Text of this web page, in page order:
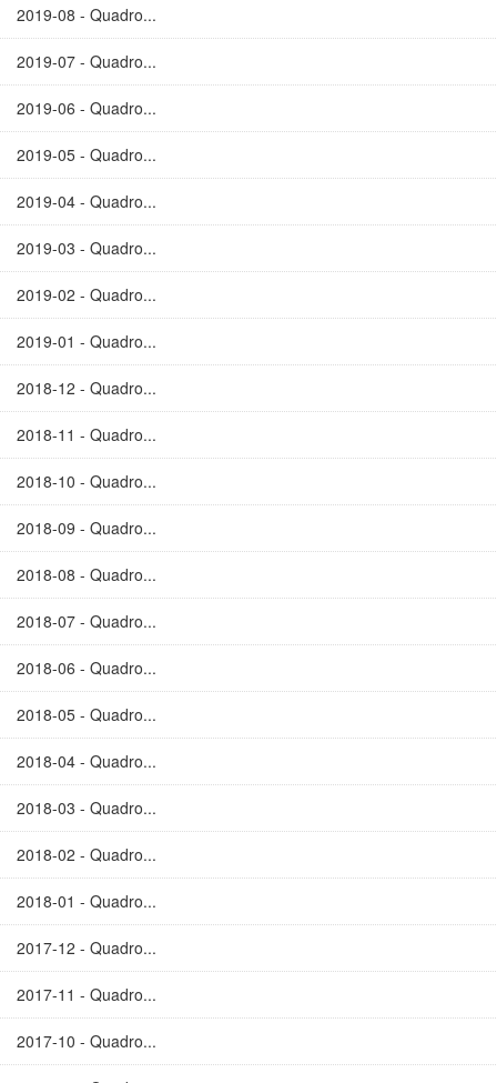
2019-08 - Quadro...
2019-07 - Quadro...
2019-06 - Quadro...
2019-05 - Quadro...
2019-04 - Quadro...
2019-03 - Quadro...
2019-02 - Quadro...
2019-01 - Quadro...
2018-12 - Quadro...
2018-11 - Quadro...
2018-10 - Quadro...
2018-09 - Quadro...
2018-08 - Quadro...
2018-07 - Quadro...
2018-06 - Quadro...
2018-05 - Quadro...
2018-04 - Quadro...
2018-03 - Quadro...
2018-02 - Quadro...
2018-01 - Quadro...
2017-12 - Quadro...
2017-11 - Quadro...
2017-10 - Quadro...